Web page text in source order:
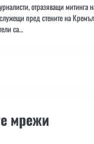
отразяващи митинга
пред стените на
са…
мрежи